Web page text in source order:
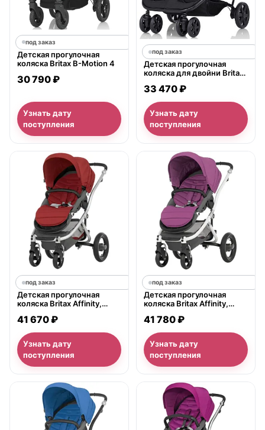
под заказ
Детская прогулочная
коляска Britax B-Motion 4
30 790 ₽
Узнать дату
поступления
под заказ
Детская прогулочная
коляска для двойни Britax
33 470 ₽
Узнать дату
поступления
под заказ
Детская прогулочная
коляска Britax Affinity,
41 670 ₽
Узнать дату
поступления
под заказ
Детская прогулочная
коляска Britax Affinity,
41 780 ₽
Узнать дату
поступления